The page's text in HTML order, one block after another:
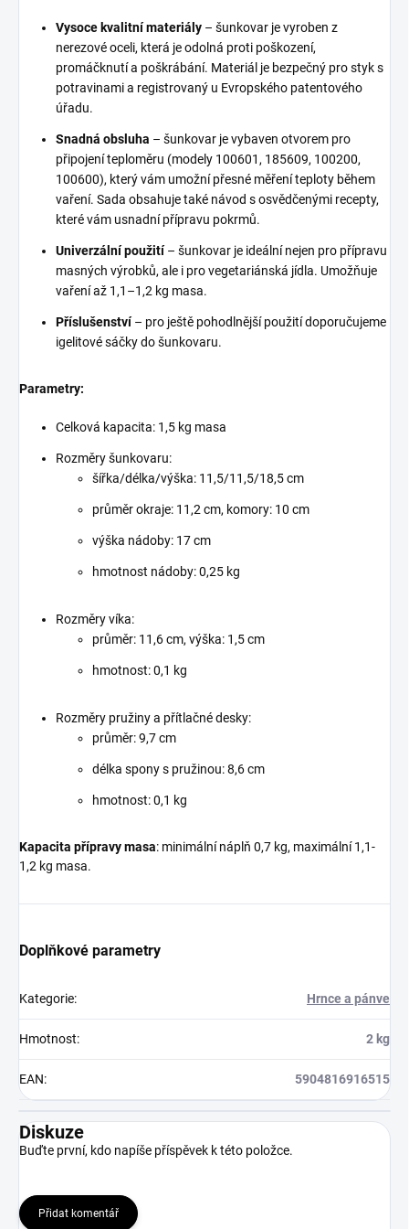
Vysoce kvalitní materiály – šunkovar je vyroben z
nerezové oceli, která je odolná proti poškození,
promáčknutí a poškrábání. Materiál je bezpečný pro styk s
potravinami a registrovaný u Evropského patentového
úřadu.
Snadná obsluha – šunkovar je vybaven otvorem pro
připojení teploměru (modely 100601, 185609, 100200,
100600), který vám umožní přesné měření teploty během
vaření. Sada obsahuje také návod s osvědčenými recepty,
které vám usnadní přípravu pokrmů.
Univerzální použití– šunkovar je ideální nejen pro přípravu
masných výrobků, ale i pro vegetariánská jídla. Umožňuje
vaření až 1,1–1,2 kg masa.
Příslušenství– pro ještě pohodlnější použití doporučujeme
igelitové sáčky do šunkovaru.
Parametry:
Celková kapacita: 1,5 kg masa
Rozměry šunkovaru:
šířka/délka/výška: 11,5/11,5/18,5 cm
průměr okraje: 11,2 cm, komory: 10 cm
výška nádoby: 17 cm
hmotnost nádoby: 0,25 kg
Rozměry víka:
průměr: 11,6 cm, výška: 1,5 cm
hmotnost: 0,1 kg
Rozměry pružiny a přítlačné desky:
průměr: 9,7 cm
délka spony s pružinou: 8,6 cm
hmotnost: 0,1 kg
Kapacita přípravy masa: minimální náplň 0,7 kg, maximální 1,1-
1,2 kg masa.
Doplňkové parametry
Kategorie: Hrnce a pánve
Hmotnost: 2 kg
EAN: 5904816916515
Diskuze
Buďte první, kdo napíše příspěvek k této položce.
Přidat komentář